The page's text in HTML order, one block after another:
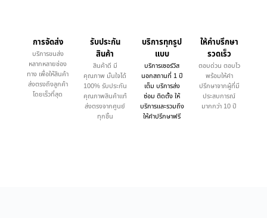
การจัดส่ง
บริการขนส่ง
หลากหลายช่อง
ทาง เพื่อให้สินค้า
ส่งตรงถึงลูกค้า
โดยเร็วที่สุด
รับประกัน
สินค้า
สินค้าดี มี
คุณภาพ มั่นใจได้
100% รับประกัน
คุณภาพสินค้าแท้
ส่งตรงจากศูนย์
ทุกชิ้น
บริการทุกรูป
แบบ
บริการเซอร์วิส
นอกสถานที่ 1 ปี
เต็ม บริการส่ง
ซ่อม ติดตั้ง ให้
บริการและรวมถึง
ให้คำปรึกษาฟรี
ให้คำบรึกษา
รวดเร็ว
ตอบด่วน ตอบไว
พร้อมให้คำ
ปรึกษาจากผู้ที่มี
ประสบการณ์
มากกว่า 10 ปี